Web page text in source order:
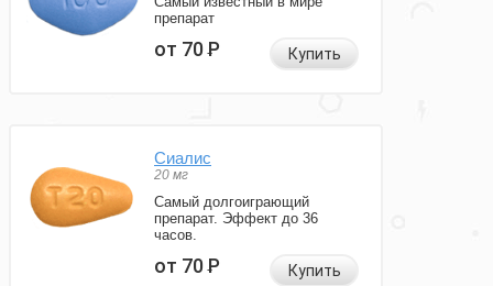
препарат
от 70Р Купить
Сиалис
20 мг
Самый долгоиграющий
препарат. Эффект до 36
часов.
от 70Р Купить